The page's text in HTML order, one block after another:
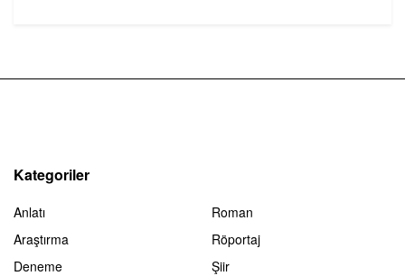
Kategoriler
Anlatı
Araştırma
Deneme
Roman
Röportaj
Şiir